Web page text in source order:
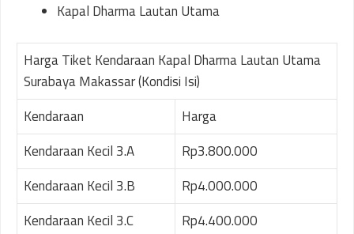
Kapal Dharma Lautan Utama
Harga Tiket Kendaraan Kapal Dharma Lautan Utama
Surabaya Makassar (Kondisi Isi)
Kendaraan
Harga
Kendaraan Kecil 3.A
Rp3.800.000
Kendaraan Kecil 3.B
Rp4.000.000
Kendaraan Kecil 3.C
Rp4.400.000